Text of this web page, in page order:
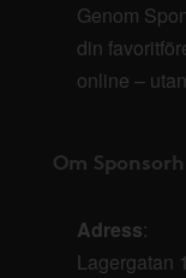
Genom
din
online –
Om
Adress:
Lagergatan